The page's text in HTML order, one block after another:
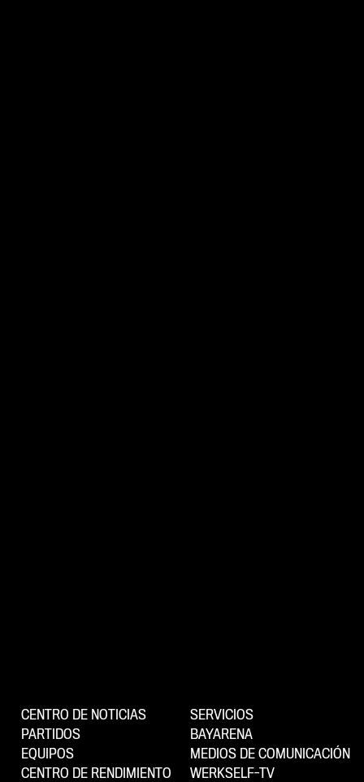
CENTRO DE NOTICIAS
PARTIDOS
EQUIPOS
CENTRO DE RENDIMIENTO
SERVICIOS
BAYARENA
MEDIOS DE COMUNICACIÓN
WERKSELF-TV